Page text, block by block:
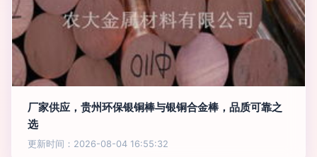
厂家供应，贵州环保银铜棒与银铜合金棒，品质可靠之
选
更新时间：2026-08-04 16:55:32